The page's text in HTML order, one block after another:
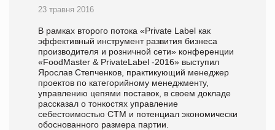
23 травня 2016
В рамках второго потока «Private Label как
эффективный инструмент развития бизнеса
производителя и розничной сети» конференции
«FoodMaster & PrivateLabel -2016» выступил
Ярослав Степченков, практикующий менеджер
проектов по категорийному менеджменту,
управлению цепями поставок, в своем докладе
рассказал о тонкостях управление
себестоимостью СТМ и потенциал экономически
обоснованного размера партии.